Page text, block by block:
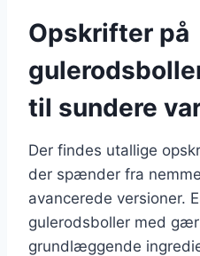
Opskrifter på
til sundere
Der findes utallige
der spænder fra
avancerede versioner.
gulerodsboller med
grundlæggende